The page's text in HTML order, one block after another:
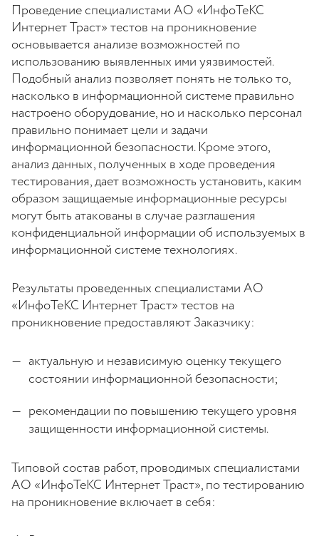
Проведение специалистами АО «ИнфоТеКС
Интернет Траст» тестов на проникновение
основывается анализе возможностей по
использованию выявленных ими уязвимостей.
Подобный анализ позволяет понять не только то,
насколько в информационной системе правильно
настроено оборудование, но и насколько персонал
правильно понимает цели и задачи
информационной безопасности. Кроме этого,
анализ данных, полученных в ходе проведения
тестирования, дает возможность установить, каким
образом защищаемые информационные ресурсы
могут быть атакованы в случае разглашения
конфиденциальной информации об используемых в
информационной системе технологиях.
Результаты проведенных специалистами АО
«ИнфоТеКС Интернет Траст» тестов на
проникновение предоставляют Заказчику:
актуальную и независимую оценку текущего
состоянии информационной безопасности;
рекомендации по повышению текущего уровня
защищенности информационной системы.
Типовой состав работ, проводимых специалистами
АО «ИнфоТеКС Интернет Траст», по тестированию
на проникновение включает в себя: